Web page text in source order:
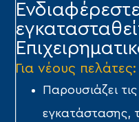
Για νέους πελάτες:
Παρουσιάζει
εγκατάστασης,